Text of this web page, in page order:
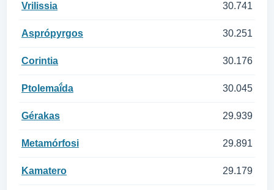
Vrilissia 30.741
Asprópyrgos 30.251
Corintia 30.176
Ptolemaḯda 30.045
Gérakas 29.939
Metamórfosi 29.891
Kamatero 29.179